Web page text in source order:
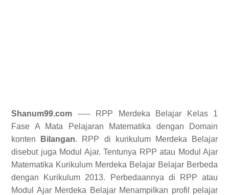
Shanum99.com ----- RPP Merdeka Belajar Kelas 1
Fase A Mata Pelajaran Matematika dengan Domain
konten
Bilangan. RPP di kurikulum Merdeka Belajar
disebut juga Modul Ajar. Tentunya RPP atau Modul Ajar
Matematika Kurikulum Merdeka Belajar Belajar Berbeda
dengan Kurikulum 2013. Perbedaannya di RPP atau
Modul Ajar Merdeka Belajar Menampilkan profil pelajar